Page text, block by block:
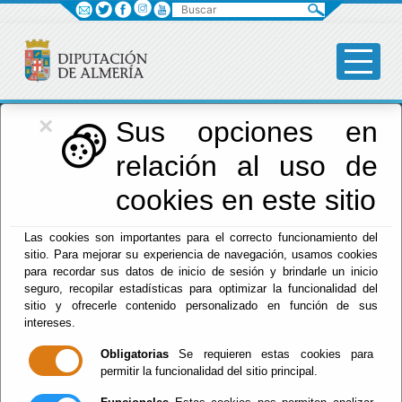
×
Sus opciones en
relación al uso de
cookies en este sitio
Las cookies son importantes para el correcto funcionamiento del
sitio. Para mejorar su experiencia de navegación, usamos cookies
para recordar sus datos de inicio de sesión y brindarle un inicio
seguro, recopilar estadísticas para optimizar la funcionalidad del
sitio y ofrecerle contenido personalizado en función de sus
intereses.
Obligatorias Se requieren estas cookies para
permitir la funcionalidad del sitio principal.
Diputación
Menú Diputación
Funcionarios
Habilitados
Buscar